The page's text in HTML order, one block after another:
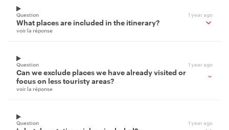
Question 1 year ago
What places are included in the itinerary?
voir la réponse
Question 1 year ago
Can we exclude places we have already visited or
focus on less touristy areas?
voir la réponse
Question 1 year ago